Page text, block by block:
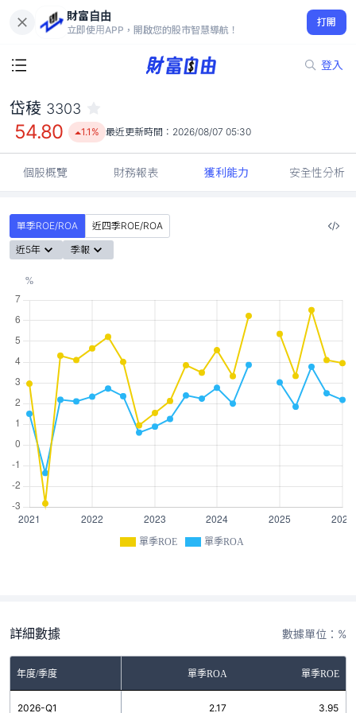
財富自由
立即使用APP，開啟您的股市智慧導航！
打開
登入
54.80
1.1%
岱稜 3303
54.80 1.1% 最近更新時間： 2026/08/07 05:30
個股概覽 財務報表 獲利能力 安全性分析
單季ROE/ROA
近四季ROE/ROA
近5年
季報
單季ROE 單季ROA
詳細數據 數據單位：%
年度/季度 單季ROA 單季ROE
2026-Q1 2.17 3.95